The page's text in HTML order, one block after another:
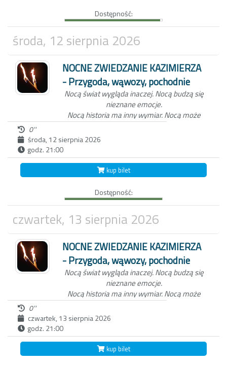
Kazimierza oraz wejdziemy z Tobą do
Wąwozu z korzeniami, wyłącznie przy
blasku pochodni.Czekamy na Ciebie o
zmierzchu, koło studni na kazimierskim
Rynku.
Dostępność:
środa, 12 sierpnia 2026
NOCNE ZWIEDZANIE KAZIMIERZA
- Przygoda, wąwozy, pochodnie
Nocą świat wygląda inaczej.Nocą budzą się
nieznane emocje.
Nocą historia ma inny wymiar.Nocą może
zdarzyć się wszystko...
Niezwykła nocna wycieczka po Kazimierzu
Dolnym to nie tylko spacer z przewodnikiem
po Miasteczku. W ten wieczór, zabierzemy
Kazimierza oraz wejdziemy z Tobą do
Wąwozu z korzeniami, wyłącznie przy
blasku pochodni. Czekamy na Ciebie o
zmierzchu, koło studni na kazimierskim
Rynku.
0''
środa, 12 sierpnia 2026
godz. 21:00
kup bilet
Dostępność:
czwartek, 13 sierpnia 2026
NOCNE ZWIEDZANIE KAZIMIERZA
- Przygoda, wąwozy, pochodnie
Nocą świat wygląda inaczej.Nocą budzą się
nieznane emocje.
Nocą historia ma inny wymiar.Nocą może
zdarzyć się wszystko...
Niezwykła nocna wycieczka po Kazimierzu
Dolnym to nie tylko spacer z przewodnikiem
po Miasteczku. W ten wieczór, zabierzemy
0''
czwartek, 13 sierpnia 2026
godz. 21:00
kup bilet